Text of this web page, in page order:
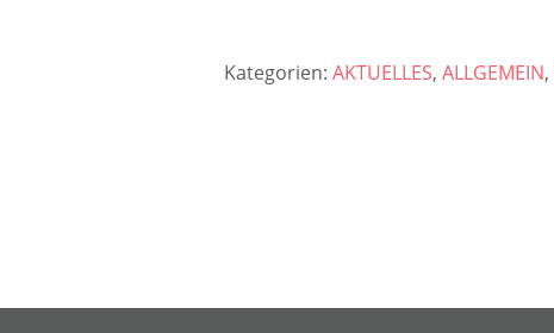
Kategorien: AKTUELLES, ALLGEMEIN,